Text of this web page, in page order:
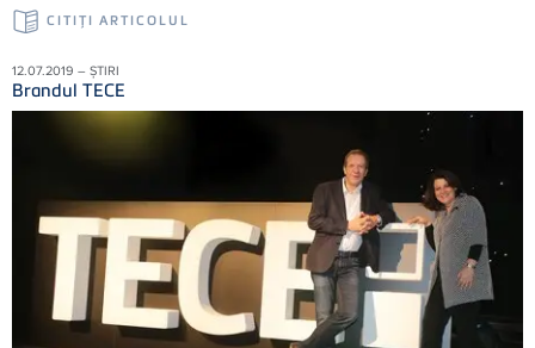
CITIŢI ARTICOLUL
12.07.2019 – ȘTIRI
Brandul TECE